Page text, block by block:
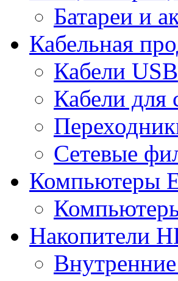
Батареи и
Кабельная
Кабели USB
Кабели для
Сетевые
Компьютеры
Накопители